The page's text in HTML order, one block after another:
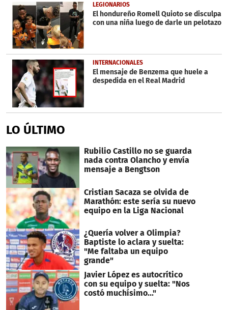
LEGIONARIOS
El hondureño Romell Quioto se disculpa
con una niña luego de darle un pelotazo
INTERNACIONALES
El mensaje de Benzema que huele a
despedida en el Real Madrid
LO ÚLTIMO
Rubilio Castillo no se guarda
nada contra Olancho y envía
mensaje a Bengtson
Cristian Sacaza se olvida de
Marathón: este sería su nuevo
equipo en la Liga Nacional
¿Quería volver a Olimpia?
Baptiste lo aclara y suelta:
"Me faltaba un equipo
grande"
Javier López es autocrítico
con su equipo y suelta: "Nos
costó muchísimo..."